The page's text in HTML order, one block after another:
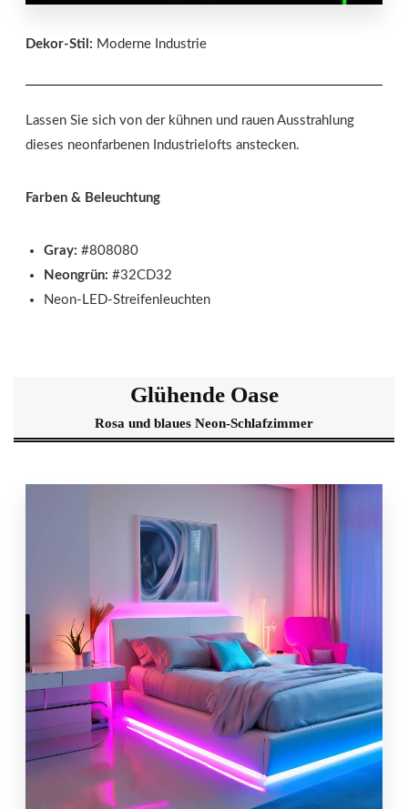
Dekor-Stil: Moderne Industrie
Lassen Sie sich von der kühnen und rauen Ausstrahlung
dieses neonfarbenen Industrielofts anstecken.
Farben & Beleuchtung
Gray: #808080
Neongrün:#32CD32
Neon-LED-Streifenleuchten
Glühende Oase
Rosa und blaues Neon-Schlafzimmer